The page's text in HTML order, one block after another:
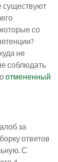
существуют
со
не
соблюдать
отмененный
за
ответов
С